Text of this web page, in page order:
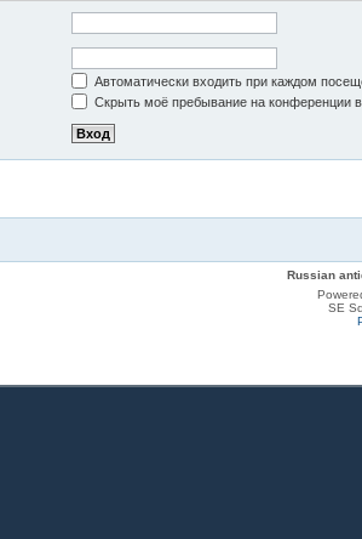
Автоматически входить при каждом
Скрыть моё пребывание на конференции в
Russian
SE